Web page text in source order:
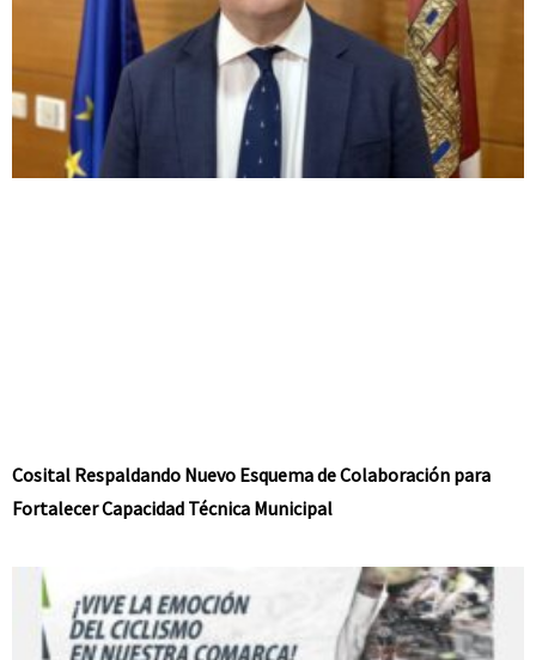
Cosital Respaldando Nuevo Esquema de Colaboración para
Fortalecer Capacidad Técnica Municipal